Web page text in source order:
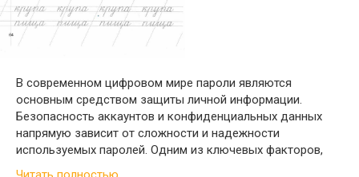
В современном цифровом мире пароли являются
основным средством защиты личной информации.
Безопасность аккаунтов и конфиденциальных данных
напрямую зависит от сложности и надежности
используемых паролей. Одним из ключевых факторов,